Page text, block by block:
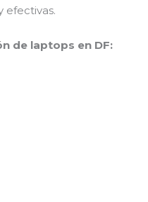
efectivas.
de laptops en DF: